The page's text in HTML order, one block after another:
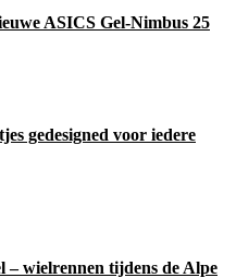
ASICS Gel-Nimbus 25
gedesigned voor iedere
– wielrennen tijdens de Alpe